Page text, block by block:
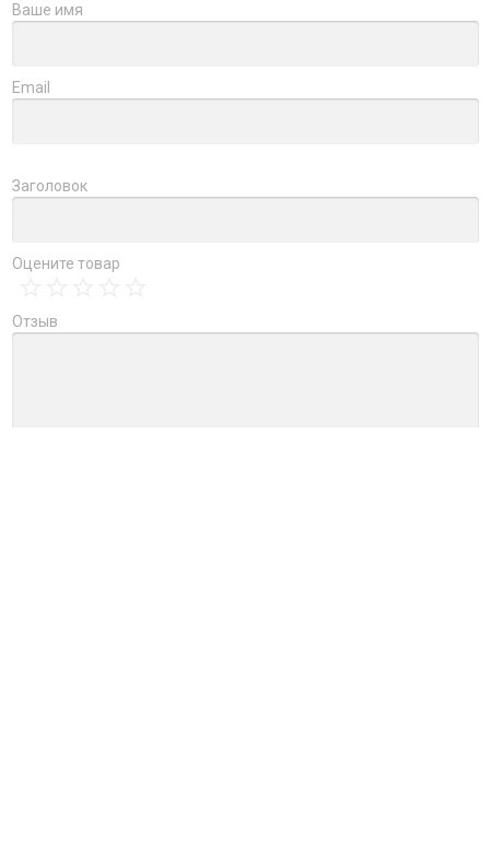
Ваше имя
Email
Заголовок
Оцените товар
Отзыв